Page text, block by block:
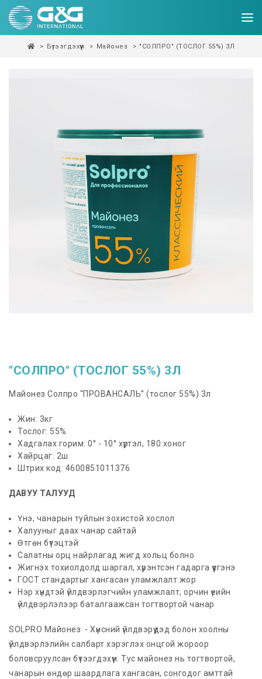
Бүтээгдэхүүн Майонез "СОЛПРО" (ТОСЛОГ 55%) 3Л
"СОЛПРО" (ТОСЛОГ 55%) 3Л
Майонез Солпро “ПРОВАНСАЛЬ” (тослог 55%) 3л
Жин: 3кг
Тослог: 55%
Хадгалах горим: 0° - 10° хүртэл, 180 хоног
Хайрцаг: 2ш
Штрих код: 4600851011376
ДАВУУ ТАЛУУД
Үнэ, чанарын туйлын зохистой хослол
Халууныг даах чанар сайтай
Өтгөн бүтэцтэй
Салатны орц найрлагад жигд хольц болно
Жигнэх тохиолдолд шаргал, хүрэнтсэн гадарга үүсгэнэ
ГОСТ стандартыг хангасан уламжлалт жор
Нэр хүндтэй үйлдвэрлэгчийн уламжлалт, орчин үеийн
үйлдвэрлэлээр баталгаажсан тогтвортой чанар
SOLPRO Майонез - Хүнсний үйлдвэрүүдэд болон хоолны
үйлдвэрлэлийн салбарт хэрэглэх онцгой жороор
боловсруулсан бүтээгдэхүүн. Тус майонез нь тогтвортой,
чанарын өндөр шаардлага хангасан, сонгодог амттай